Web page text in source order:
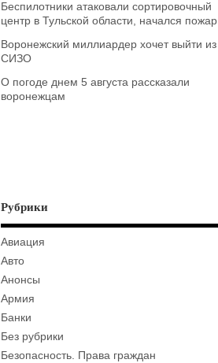
Беспилотники атаковали сортировочный
центр в Тульской области, начался пожар
Воронежский миллиардер хочет выйти из
СИЗО
О погоде днем 5 августа рассказали
воронежцам
Рубрики
Авиация
Авто
Анонсы
Армия
Банки
Без рубрики
Безопасность. Права граждан